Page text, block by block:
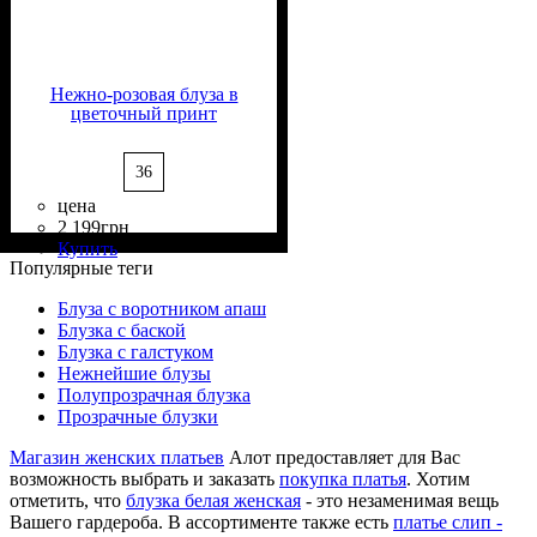
Нежно-розовая блуза в
цветочный принт
36
цена
2 199грн
Купить
Состав ткани
Вискоза
Крой: прямой
Длина: классическая
Длина рукава
Стиль: casual
Популярные теги
Блуза с воротником апаш
Блузка с баской
Блузка с галстуком
Нежнейшие блузы
Полупрозрачная блузка
Прозрачные блузки
Магазин женских платьев Алот предоставляет для Вас
возможность выбрать и заказать покупка платья. Хотим
отметить, что блузка белая женская - это незаменимая вещь
Вашего гардероба. В ассортименте также есть платье слип -